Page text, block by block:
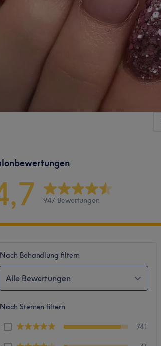
947 Bewertungen
Nach Behandlung filtern
Alle Bewertungen
Nach Sternen filtern
741